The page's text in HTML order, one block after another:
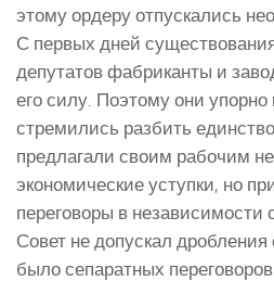
этому ордеру отпускались
С первых дней
депутатов фабриканты и
его силу. Поэтому они
стремились разбить
предлагали своим рабочим
экономические уступки, но
переговоры в независимости
Совет не допускал дробления
было сепаратных